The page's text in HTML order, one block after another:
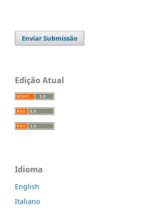
Enviar Submissão
Edição Atual
Idioma
English
Italiano